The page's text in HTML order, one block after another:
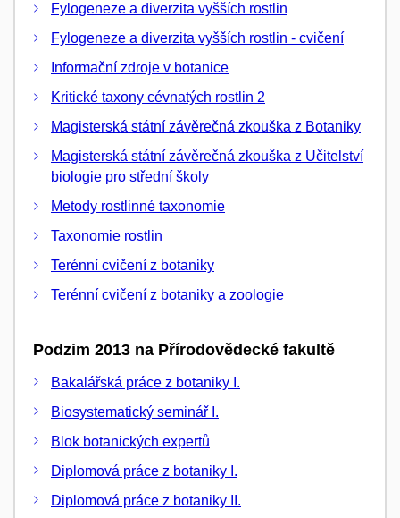
Fylogeneze a diverzita vyšších rostlin
Fylogeneze a diverzita vyšších rostlin - cvičení
Informační zdroje v botanice
Kritické taxony cévnatých rostlin 2
Magisterská státní závěrečná zkouška z Botaniky
Magisterská státní závěrečná zkouška z Učitelství
biologie pro střední školy
Metody rostlinné taxonomie
Taxonomie rostlin
Terénní cvičení z botaniky
Terénní cvičení z botaniky a zoologie
Podzim 2013 na Přírodovědecké fakultě
Bakalářská práce z botaniky I.
Biosystematický seminář I.
Blok botanických expertů
Diplomová práce z botaniky I.
Diplomová práce z botaniky II.